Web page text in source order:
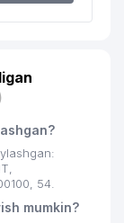
756 м
874 м
932 м
54.
mumkin?